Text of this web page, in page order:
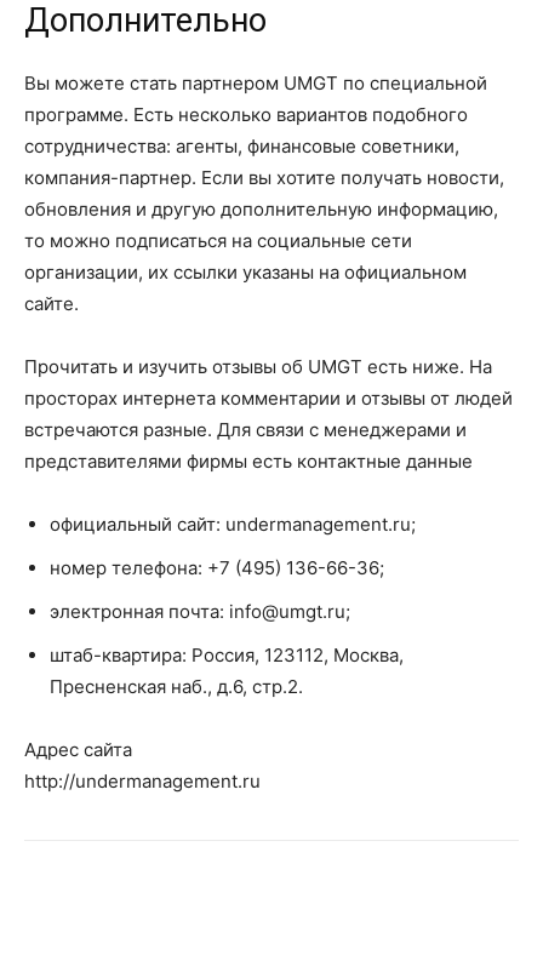
Дополнительно
Вы можете стать партнером UMGT по специальной
программе. Есть несколько вариантов подобного
сотрудничества: агенты, финансовые советники,
компания-партнер. Если вы хотите получать новости,
обновления и другую дополнительную информацию,
то можно подписаться на социальные сети
организации, их ссылки указаны на официальном
сайте.
Прочитать и изучить отзывы об UMGT есть ниже. На
просторах интернета комментарии и отзывы от людей
встречаются разные. Для связи с менеджерами и
представителями фирмы есть контактные данные
официальный сайт: undermanagement.ru;
номер телефона: +7 (495) 136-66-36;
электронная почта: info@umgt.ru;
штаб-квартира: Россия, 123112, Москва,
Пресненская наб., д.6, стр.2.
Адрес сайта
http://undermanagement.ru